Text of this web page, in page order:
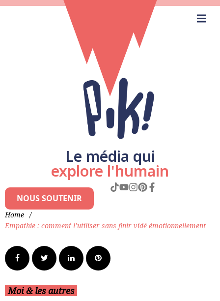
Le média qui
explore l'humain
NOUS SOUTENIR
Home /
Empathie : comment l’utiliser sans finir vidé émotionnellement
Moi & les autres